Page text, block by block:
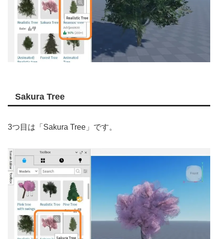
Sakura Tree
3つ目は「Sakura Tree」です。